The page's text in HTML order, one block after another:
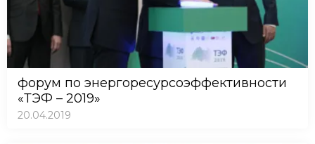
форум по энергоресурсоэффективности
«ТЭФ – 2019»
20.04.2019